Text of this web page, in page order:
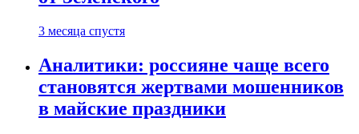
3 месяца спустя
Аналитики: россияне чаще всего
становятся жертвами мошенников
в майские праздники